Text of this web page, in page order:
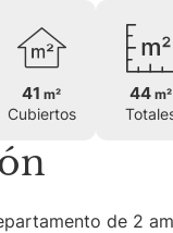
41 m²
Cubiertos
44 m²
de 2